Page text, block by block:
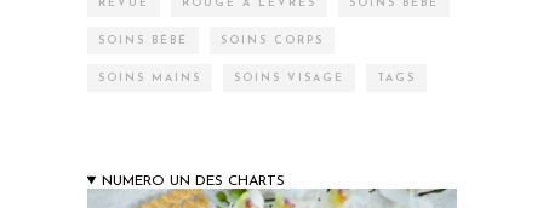
REVUE ROUGE À LÈVRES SOINS BÉBÉ
SOINS BÉBÉ SOINS CORPS
SOINS MAINS SOINS VISAGE TAGS
NUMERO UN DES CHARTS